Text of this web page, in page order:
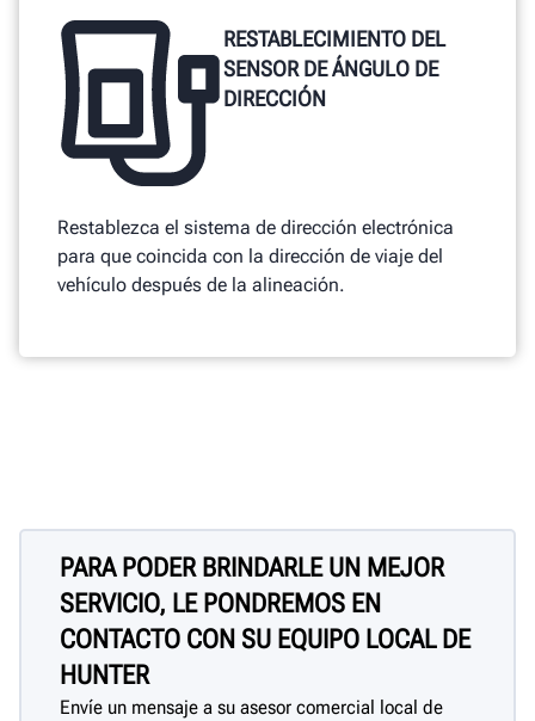
RESTABLECIMIENTO DEL
SENSOR DE ÁNGULO DE
DIRECCIÓN
Restablezca el sistema de dirección electrónica
para que coincida con la dirección de viaje del
vehículo después de la alineación.
PARA PODER BRINDARLE UN MEJOR
SERVICIO, LE PONDREMOS EN
CONTACTO CON SU EQUIPO LOCAL DE
HUNTER
Envíe un mensaje a su asesor comercial local de